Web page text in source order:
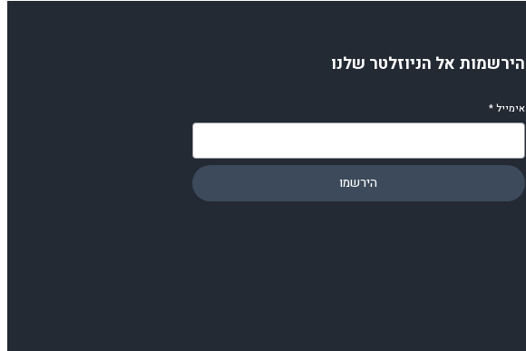
הירשמות אל הניוזלטר שלנו
אימייל*
הירשמו